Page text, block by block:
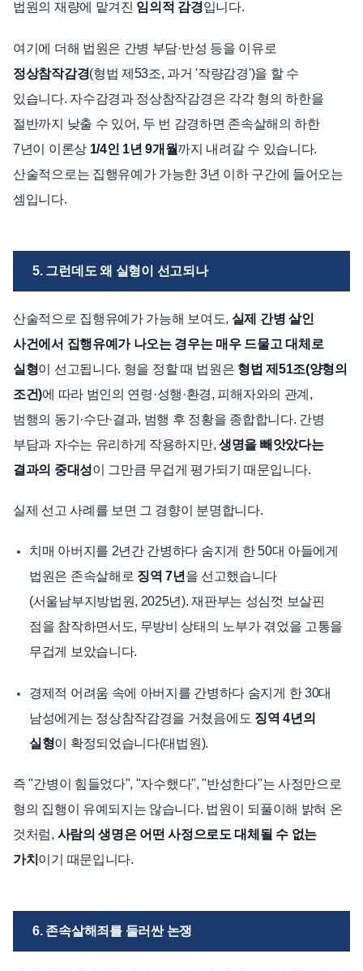
법원의 재량에 맡겨진 임의적 감경입니다.
여기에 더해 법원은 간병 부담·반성 등을 이유로
정상참작감경(형법 제53조, 과거 '작량감경')을 할 수
있습니다. 자수감경과 정상참작감경은 각각 형의 하한을
절반까지 낮출 수 있어, 두 번 감경하면 존속살해의 하한
7년이 이론상 1/4인 1년 9개월까지 내려갈 수 있습니다.
산술적으로는 집행유예가 가능한 3년 이하 구간에 들어오는
셈입니다.
5. 그런데도 왜 실형이 선고되나
산술적으로 집행유예가 가능해 보여도, 실제 간병 살인
사건에서 집행유예가 나오는 경우는 매우 드물고 대체로
실형이 선고됩니다. 형을 정할 때 법원은 형법 제51조(양형의
조건)에 따라 범인의 연령·성행·환경, 피해자와의 관계,
범행의 동기·수단·결과, 범행 후 정황을 종합합니다. 간병
부담과 자수는 유리하게 작용하지만, 생명을 빼앗았다는
결과의 중대성이 그만큼 무겁게 평가되기 때문입니다.
실제 선고 사례를 보면 그 경향이 분명합니다.
치매 아버지를 2년간 간병하다 숨지게 한 50대 아들에게
법원은 존속살해로 징역 7년 을 선고했습니다
(서울남부지방법원, 2025년). 재판부는 성심껏 보살핀
점을 참작하면서도, 무방비 상태의 노부가 겪었을 고통을
무겁게 보았습니다.
경제적 어려움 속에 아버지를 간병하다 숨지게 한 30대
남성에게는 정상참작감경을 거쳤음에도 징역 4년의
실형이 확정되었습니다(대법원).
즉 "간병이 힘들었다", "자수했다", "반성한다"는 사정만으로
형의 집행이 유예되지는 않습니다. 법원이 되풀이해 밝혀 온
것처럼, 사람의 생명은 어떤 사정으로도 대체될 수 없는
가치 이기 때문입니다.
6. 존속살해죄를 둘러싼 논쟁